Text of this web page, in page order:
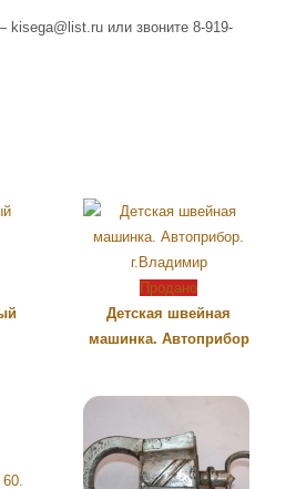
или звоните 8-919-
Продано
Детская швейная
машинка. Автоприбор